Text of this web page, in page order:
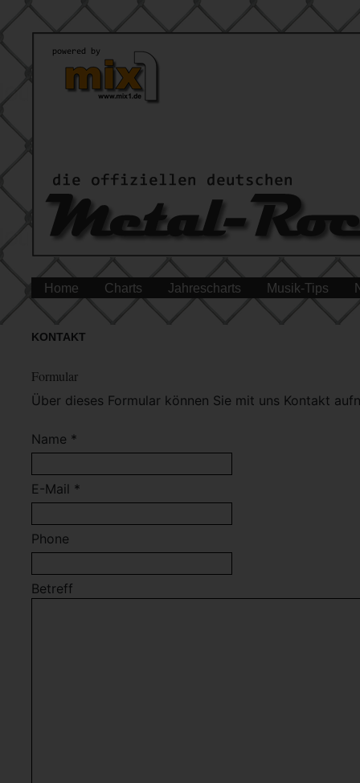
Home Charts Jahrescharts Musik-Tips
KONTAKT
Formular
Über dieses Formular können Sie mit uns Kontakt
Name *
E-Mail *
Phone
Betreff